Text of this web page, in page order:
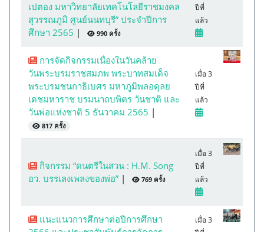
เปตอง มหาวิทยาลัยเทคโนโลยีราชมงคล
สุวรรณภูมิ ศูนย์นนทบุรี” ประจำปีการ
ศึกษา 2565 | 990 ครั้ง
ปีที่
แล้ว
การจัดกิจกรรมเนื่องในวันคล้าย
วันพระบรมราชสมภพ พระบาทสมเด็จ
พระบรมชนกาธิเบศร มหาภูมิพลอดุลย
เดชมหาราช บรมนาถบพิตร วันชาติ และ
วันพ่อแห่งชาติ 5 ธันวาคม 2565 |
817 ครั้ง
เมื่อ 3
ปีที่
แล้ว
กิจกรรม “ดนตรีในสวน : H.M. Song
อว. บรรเลงเพลงของพ่อ” | 769 ครั้ง
เมื่อ 3
ปีที่
แล้ว
แนะแนวการศึกษาต่อปีการศึกษา
เมื่อ 3